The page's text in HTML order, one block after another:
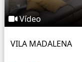
Vídeo
VILA MADALENA